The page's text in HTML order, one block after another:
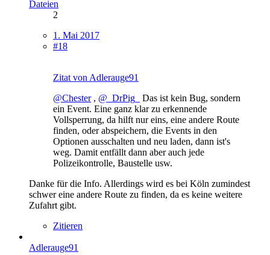
Dateien
2
1. Mai 2017
#18
Zitat von Adlerauge91
@Chester, @_DrPig_
Das ist kein Bug, sondern
ein Event. Eine ganz klar zu erkennende
Vollsperrung, da hilft nur eins, eine andere Route
finden, oder abspeichern, die Events in den
Optionen ausschalten und neu laden, dann ist's
weg. Damit entfällt dann aber auch jede
Polizeikontrolle, Baustelle usw.
Danke für die Info. Allerdings wird es bei Köln zumindest
schwer eine andere Route zu finden, da es keine weitere
Zufahrt gibt.
Zitieren
Adlerauge91